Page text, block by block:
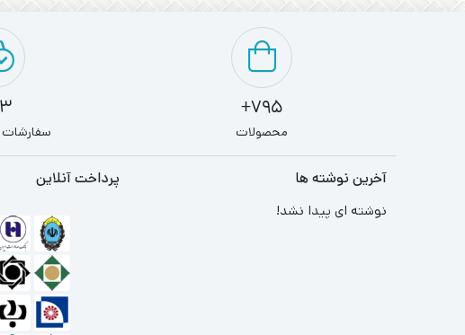
795+
محصولات
آخرین نوشته ها
نوشته ای پیدا نشد!
پرداخت آنلاین